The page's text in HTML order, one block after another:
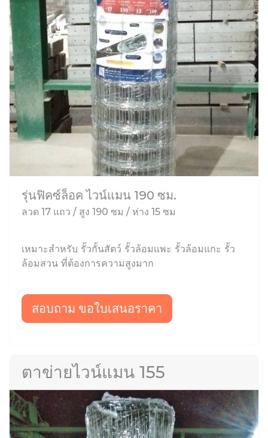
รุ่นฟิคซ์ล็อค ไวน์แมน 190 ซม.
ลวด 17 แถว / สูง 190 ซม / ห่าง 15 ซม
เหมาะสำหรับ รั้วกั้นสัตว์ รั้วล้อมแพะ รั้วล้อมแกะ รั้ว
ล้อมสวน ที่ต้องการความสูงมาก
สอบถาม ขอใบเสนอราคา
ตาข่ายไวน์แมน 155